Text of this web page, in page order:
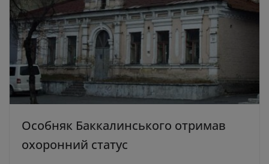
Особняк Баккалинського отримав
охоронний статус